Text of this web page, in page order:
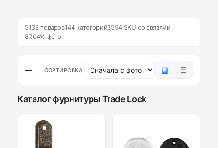
5133 товаров144 категорий3554 SKU со связями
87.04% фото
— СОРТИРОВКА ▦ ☰
Каталог фурнитуры Trade Lock